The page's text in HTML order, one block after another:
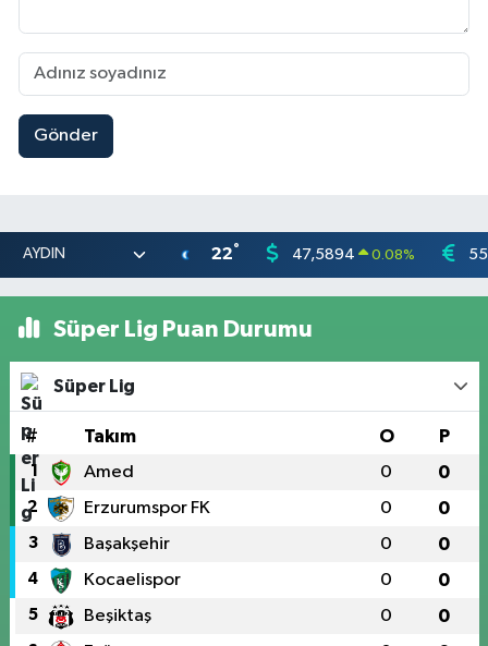
Gönder
22° 47,5894 0.08%
Süper Lig Puan Durumu
Süper Lig
# Takım O P
1 Amed 0 0
2 Erzurumspor FK 0 0
3 Başakşehir 0 0
4 Kocaelispor 0 0
5 Beşiktaş 0 0